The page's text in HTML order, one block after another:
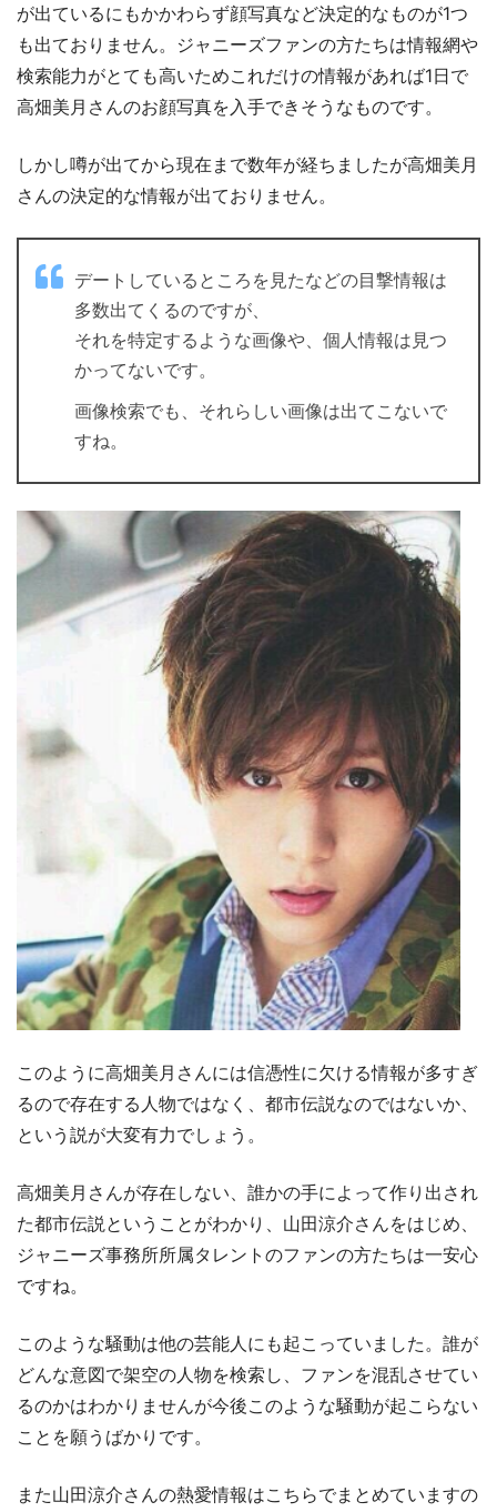
が出ているにもかかわらず顔写真など決定的なものが1つ
も出ておりません。ジャニーズファンの方たちは情報網や
検索能力がとても高いためこれだけの情報があれば1日で
高畑美月さんのお顔写真を入手できそうなものです。
しかし噂が出てから現在まで数年が経ちましたが高畑美月
さんの決定的な情報が出ておりません。
デートしているところを見たなどの目撃情報は
多数出てくるのですが、
それを特定するような画像や、個人情報は見つ
かってないです。
画像検索でも、それらしい画像は出てこないで
すね。
このように高畑美月さんには信憑性に欠ける情報が多すぎ
るので存在する人物ではなく、都市伝説なのではないか、
という説が大変有力でしょう。
高畑美月さんが存在しない、誰かの手によって作り出され
た都市伝説ということがわかり、山田涼介さんをはじめ、
ジャニーズ事務所所属タレントのファンの方たちは一安心
ですね。
このような騒動は他の芸能人にも起こっていました。誰が
どんな意図で架空の人物を検索し、ファンを混乱させてい
るのかはわかりませんが今後このような騒動が起こらない
ことを願うばかりです。
また山田涼介さんの熱愛情報はこちらでまとめていますの